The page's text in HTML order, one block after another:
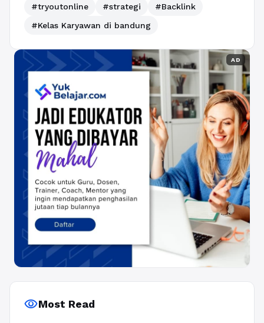
#tryoutonline
#strategi
#Backlink
#Kelas Karyawan di bandung
AD
visibilityMost Read